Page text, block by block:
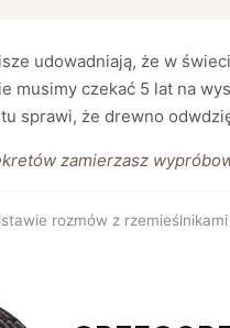
udowadniają, że w
musimy czekać 5 lat na
sprawi, że drewno
zamierzasz
rozmów z